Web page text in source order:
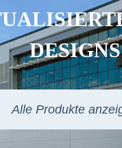
DESIGNS
Alle Produkte